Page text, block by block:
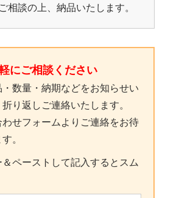
相談の上、納品いたします。
にご相談ください
数量・納期などをお知らせい
り返しご連絡いたします。
せフォームよりご連絡をお待
。
ペーストして記入するとスム